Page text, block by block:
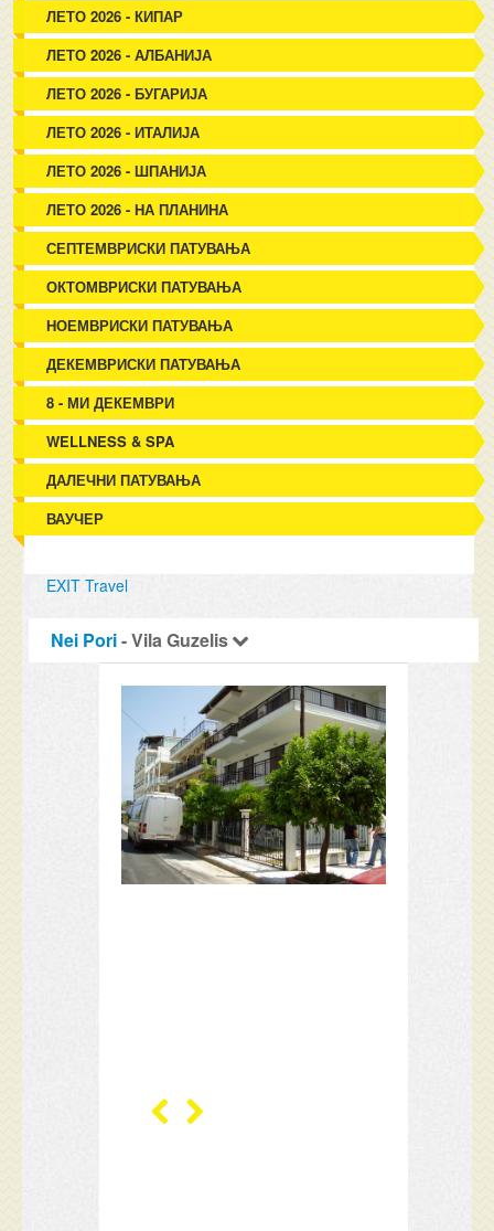
ЛЕТО 2026 - КИПАР
ЛЕТО 2026 - АЛБАНИЈА
ЛЕТО 2026 - БУГАРИЈА
ЛЕТО 2026 - ИТАЛИЈА
ЛЕТО 2026 - ШПАНИЈА
ЛЕТО 2026 - НА ПЛАНИНА
СЕПТЕМВРИСКИ ПАТУВАЊА
ОКТОМВРИСКИ ПАТУВАЊА
НОЕМВРИСКИ ПАТУВАЊА
ДЕКЕМВРИСКИ ПАТУВАЊА
8 - МИ ДЕКЕМВРИ
WELLNESS & SPA
ДАЛЕЧНИ ПАТУВАЊА
ВАУЧЕР
EXIT Travel
Nei Pori- Vila Guzelis